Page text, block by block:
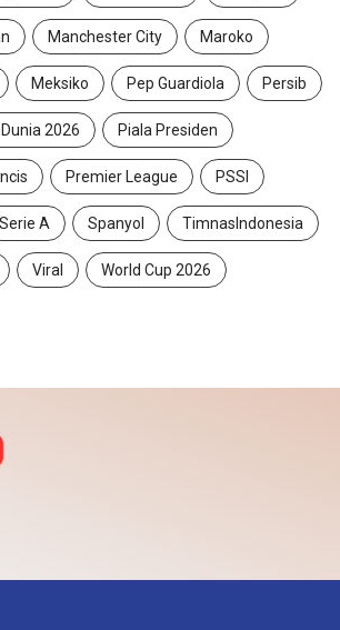
Manchester City Maroko
Meksiko Pep Guardiola Persib
2026 Piala Presiden
Premier League PSSI
Serie A Spanyol TimnasIndonesia
Viral World Cup 2026